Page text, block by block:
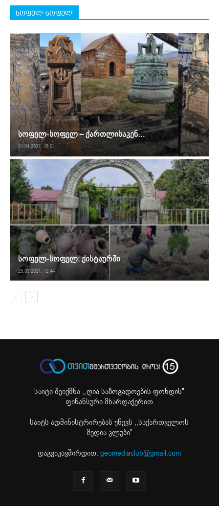
სოფელ-სოფელ
სოფელ-სოფელ – ქართლისაკენ…
21.04.2021. 18:01
სოფელ-სოფელ: ქისტაურში
29.03.2021. 12:44
საიტი შეიქმნა ,„ღია საზოგადოების ფონდის"
ფინანსური მხარდაჭერით
საიტს ადმინისტრირებას უწევს ,,საქართველოს
მედია კლუბი"
დაგვიკავშირდით:geomediaclub@gmail.com